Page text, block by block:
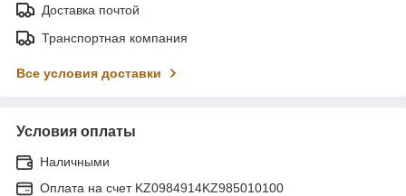
Доставка почтой
Транспортная компания
Все условия доставки
Условия оплаты
Наличными
Оплата на счет KZ0984914KZ985010100